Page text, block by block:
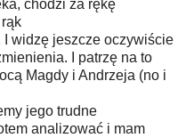
chodzi za rękę
I widzę jeszcze oczywiście
I patrzę na to
Magdy i Andrzeja (no i
jego trudne
analizować i mam